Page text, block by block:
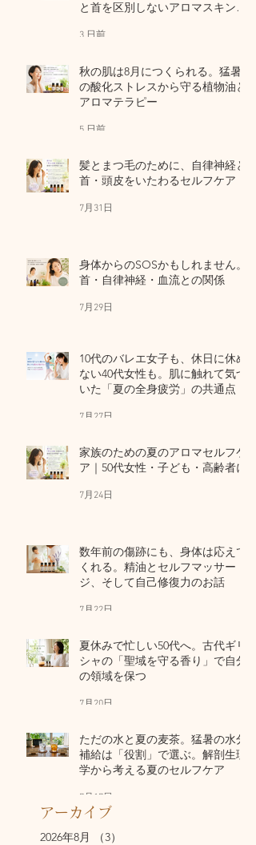
と首を区別しないアロマスキンケ
3 日前
秋の肌は8月につくられる。猛暑
の酸化ストレスから守る植物油と
アロマテラピー
5 日前
髪とまつ毛のために、自律神経と
首・頭皮をいたわるセルフケア
7月31日
身体からのSOSかもしれません。
首・自律神経・血流との関係
7月29日
10代のバレエ女子も、休日に休め
ない40代女性も。肌に触れて気づ
いた「夏の全身疲労」の共通点
7月27日
家族のための夏のアロマセルフケ
ア｜50代女性・子ども・高齢者に
7月24日
数年前の傷跡にも、身体は応えて
くれる。精油とセルフマッサー
ジ、そして自己修復力のお話
7月22日
夏休みで忙しい50代へ。古代ギリ
シャの「聖域を守る香り」で自分
の領域を保つ
7月20日
ただの水と夏の麦茶。猛暑の水分
補給は「役割」で選ぶ。解剖生理
学から考える夏のセルフケア
7月17日
アーカイブ
2026年8月
（3）